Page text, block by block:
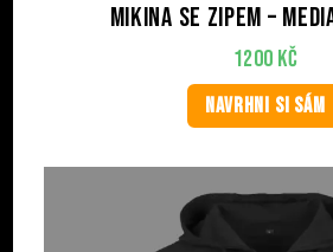
Mikina se zipem –
1200 Kč
NAVRHNI SI SÁM